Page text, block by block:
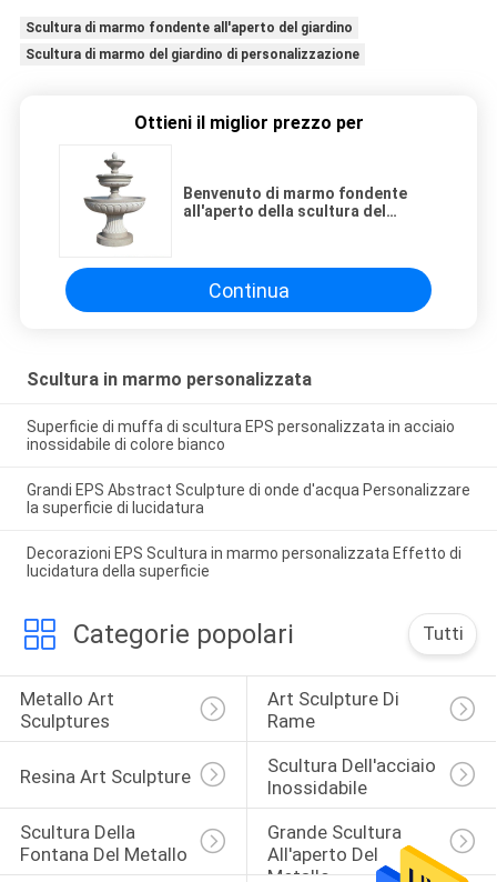
Scultura di marmo fondente all'aperto del giardino
Scultura di marmo del giardino di personalizzazione
Ottieni il miglior prezzo per
Benvenuto di marmo fondente
all'aperto della scultura del
Continua
Scultura in marmo personalizzata
Superficie di muffa di scultura EPS personalizzata in acciaio
inossidabile di colore bianco
Grandi EPS Abstract Sculpture di onde d'acqua Personalizzare
la superficie di lucidatura
Decorazioni EPS Scultura in marmo personalizzata Effetto di
lucidatura della superficie
Categorie popolari Tutti
Metallo Art
Sculptures
Art Sculpture Di
Rame
Resina Art Sculpture
Scultura Dell'acciaio
Inossidabile
Scultura Della
Fontana Del Metallo
Grande Scultura
All'aperto Del
Metallo